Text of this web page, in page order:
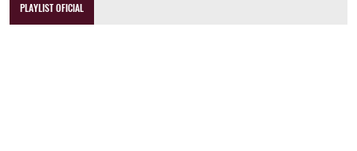
PLAYLIST OFICIAL